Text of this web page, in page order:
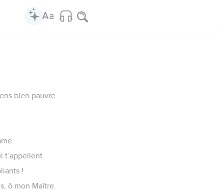
bien pauvre.
t’appellent.
!
ô mon Maître.